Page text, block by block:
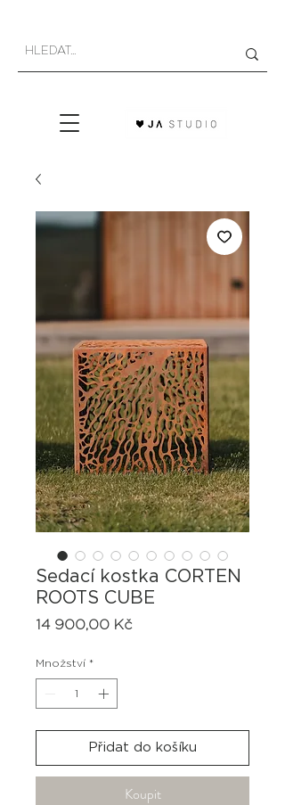
Sedací kostka CORTEN
ROOTS CUBE
14 900,00 KčCena
Množství *
Přidat do košíku
Koupit